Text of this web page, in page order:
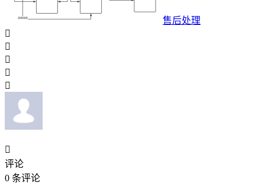
售后处理






评论
0 条评论